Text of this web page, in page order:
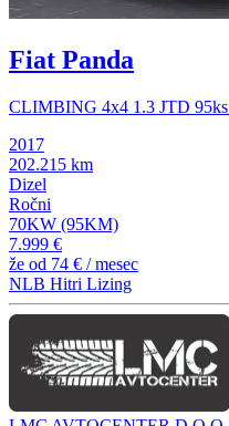
Fiat Panda
CLIMBING 4x4 1.3 JTD
2017
202.215 km
Dizel
Ročni
70KW (95KM)
7.999 €
že od 74 € / mesec
NLB Hitri Lizing